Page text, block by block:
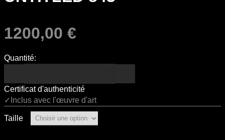
1200,00 €
Quantité:
Certificat d'authenticité
✓Inclus avec l'œuvre d'art
Taille